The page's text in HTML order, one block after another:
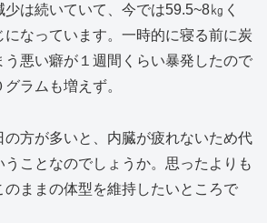
は続いていて、今では59.5~8㎏く
になっています。一時的に寝る前に炭
う悪い癖が１週間くらい暴発したので
ラムも増えず。
の方が多いと、内臓が疲れないため代
ことなのでしょうか。思ったよりも
のままの体型を維持したいところで